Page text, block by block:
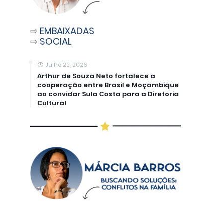
⇨ EMBAIXADAS
⇨ SOCIAL
Julho 22, 2026
Arthur de Souza Neto fortalece a
cooperação entre Brasil e Moçambique
ao convidar Sula Costa para a Diretoria
Cultural